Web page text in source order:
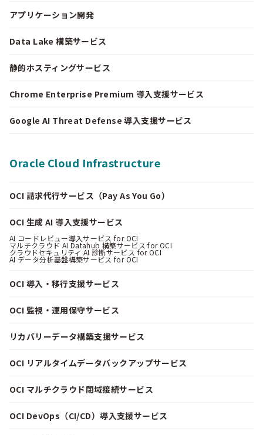
アプリケーション開発
Data Lake 構築サービス
静的ホスティングサービス
Chrome Enterprise Premium 導入支援サービス
Google AI Threat Defense 導入支援サービス
Oracle Cloud Infrastructure
OCI 請求代行サービス（Pay As You Go）
OCI 生成 AI 導入支援サービス
AI コードレビュー導入サービス for OCI
マルチクラウド AI Datahub 構築サービス for OCI
クラウドセキュリティ AI 診断サービス for OCI
AI データ分析基盤構築サービス for OCI
OCI 導入・移行支援サービス
OCI 監視・運用保守サービス
リカバリーデータ構築支援サービス
OCI リアルタイムデータバックアップサービス
OCI マルチクラウド閉域接続サービス
OCI DevOps（CI/CD）導入支援サービス